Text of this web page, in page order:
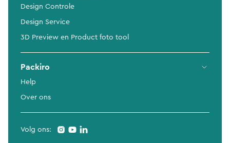
Design Controle
Design Service
3D Preview en Product foto tool
Packiro
Help
Over ons
Volg ons: